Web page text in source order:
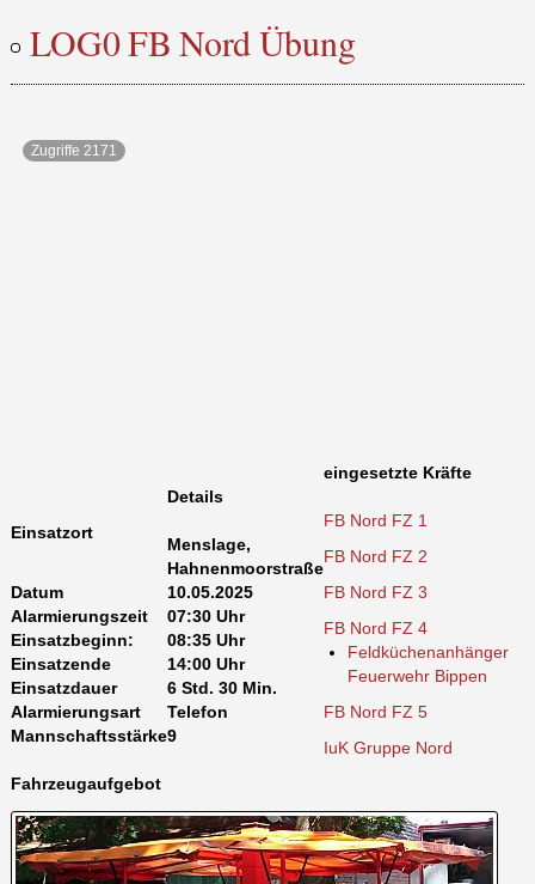
LOG0 FB Nord Übung
Zugriffe 2171
Einsatzort
Details
Menslage,
Hahnenmoorstraße
Datum
10.05.2025
Alarmierungszeit
07:30 Uhr
Einsatzbeginn:
08:35 Uhr
Einsatzende
14:00 Uhr
Einsatzdauer
6 Std. 30 Min.
Alarmierungsart
Telefon
Mannschaftsstärke9
eingesetzte Kräfte
FB Nord FZ 1
FB Nord FZ 2
FB Nord FZ 3
FB Nord FZ 4
Feldküchenanhänger
Feuerwehr Bippen
FB Nord FZ 5
IuK Gruppe Nord
Fahrzeugaufgebot